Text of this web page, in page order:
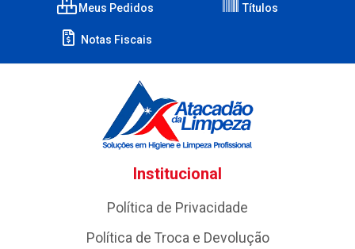
Meus Pedidos Títulos
Notas Fiscais
Institucional
Política de Privacidade
Política de Troca e Devolução